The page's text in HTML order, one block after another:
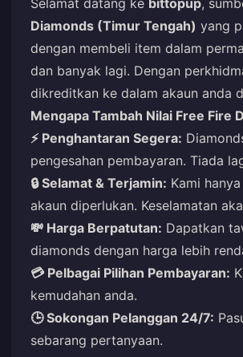
Selamat datang ke bittopup,
Diamonds (Timur Tengah) yang
dengan membeli item dalam
dan banyak lagi. Dengan
dikreditkan ke dalam akaun anda
Mengapa Tambah Nilai Free Fire
⚡ Penghantaran Segera:
pengesahan pembayaran. Tiada
🔒 Selamat & Terjamin: Kami
akaun diperlukan. Keselamatan
💸 Harga Berpatutan: Dapatkan
diamonds dengan harga lebih
💳 Pelbagai Pilihan Pembayaran:
kemudahan anda.
🕒 Sokongan Pelanggan 24/7:
sebarang pertanyaan.